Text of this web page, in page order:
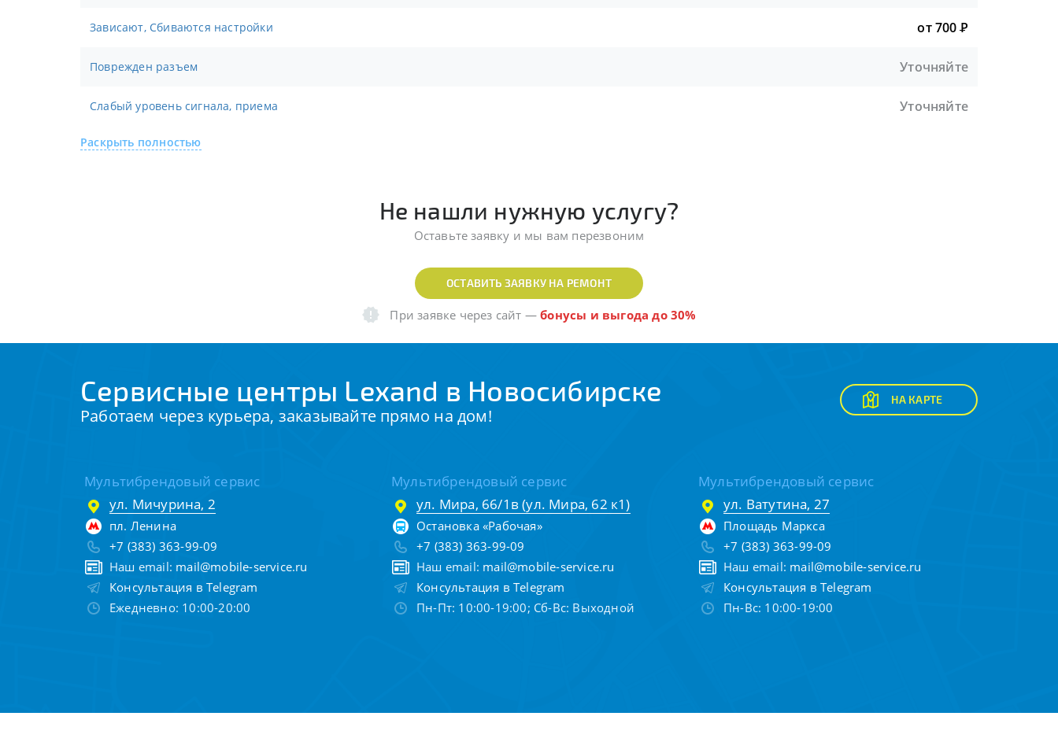
Зависают, Сбиваются настройки от 700Р
Поврежден разъем Уточняйте
Слабый уровень сигнала, приема Уточняйте
Раскрыть полностью
Не нашли нужную услугу?
Оставьте заявку и мы вам перезвоним
ОСТАВИТЬ ЗАЯВКУ НА РЕМОНТ
При заявке через сайт —бонусы и выгода до 30%
Сервисные центры Lexand в Новосибирске
Работаем через курьера, заказывайте прямо на дом!
НА КАРТЕ
Мультибрендовый сервис
ул. Мичурина, 2
пл. Ленина
+7 (383) 363-99-09
Наш email: mail@mobile-service.ru
Консультация в Telegram
Ежедневно: 10:00-20:00
Мультибрендовый сервис
ул. Мира, 66/1в (ул. Мира, 62 к1)
Остановка «Рабочая»
+7 (383) 363-99-09
Наш email: mail@mobile-service.ru
Консультация в Telegram
Пн-Пт: 10:00-19:00; Сб-Вс: Выходной
Мультибрендовый сервис
ул. Ватутина, 27
Площадь Маркса
+7 (383) 363-99-09
Наш email: mail@mobile-service.ru
Консультация в Telegram
Пн-Вс: 10:00-19:00